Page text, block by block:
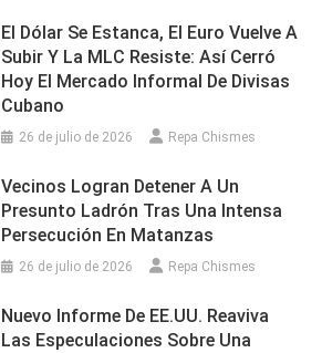
El Dólar Se Estanca, El Euro Vuelve A
Subir Y La MLC Resiste: Así Cerró
Hoy El Mercado Informal De Divisas
Cubano
26 de julio de 2026 Repa Chismes
Vecinos Logran Detener A Un
Presunto Ladrón Tras Una Intensa
Persecución En Matanzas
26 de julio de 2026 Repa Chismes
Nuevo Informe De EE.UU. Reaviva
Las Especulaciones Sobre Una